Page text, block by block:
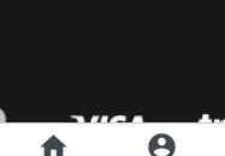
home account_circle